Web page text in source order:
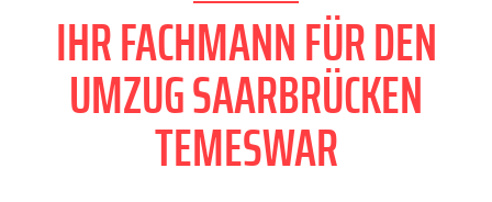
IHR FACHMANN FÜR DEN
UMZUG SAARBRÜCKEN
TEMESWAR